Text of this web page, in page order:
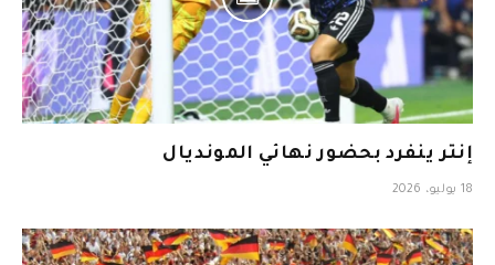
إنتر ينفرد بحضور نهائي المونديال
18 يوليو، 2026